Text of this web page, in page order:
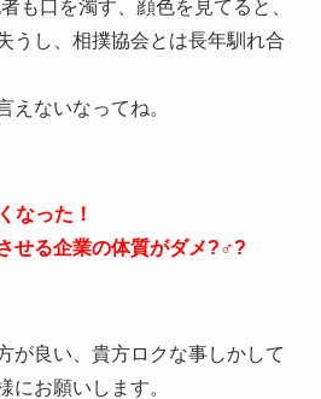
も口を濁す、顔色を見てると、
うし、相撲協会とは長年馴れ合
えないなってね。
なった！
せる企業の体質がダメ?♂?
が良い、貴方ロクな事しかして
にお願いします。